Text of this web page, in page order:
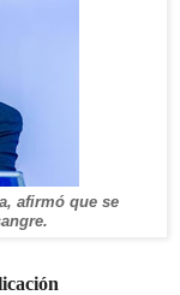
afirmó que se